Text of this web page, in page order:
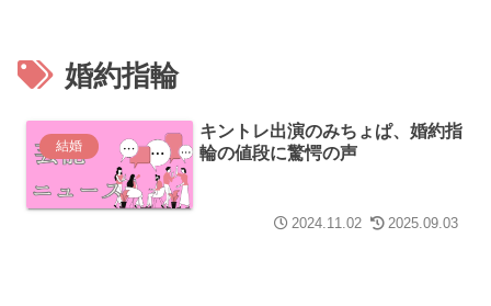
婚約指輪
結婚
キントレ出演のみちょぱ、婚約指
輪の値段に驚愕の声
2024.11.02 2025.09.03